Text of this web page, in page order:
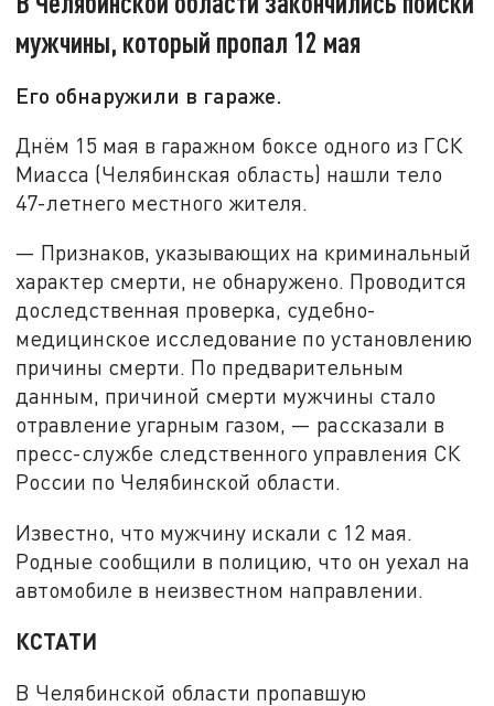
мужчины, который пропал 12 мая
Его обнаружили в гараже.
Днём 15 мая в гаражном боксе одного из ГСК
Миасса (Челябинская область) нашли тело
47-летнего местного жителя.
— Признаков, указывающих на криминальный
характер смерти, не обнаружено. Проводится
доследственная проверка, судебно-
медицинское исследование по установлению
причины смерти. По предварительным
данным, причиной смерти мужчины стало
отравление угарным газом, — рассказали в
пресс-службе следственного управления СК
России по Челябинской области.
Известно, что мужчину искали с 12 мая.
Родные сообщили в полицию, что он уехал на
автомобиле в неизвестном направлении.
КСТАТИ
В Челябинской области пропавшую